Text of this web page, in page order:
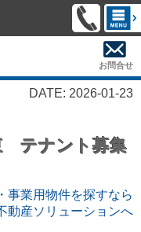
お問合せ
DATE: 2026-01-23
テナント募集
事業用物件を探すなら
動産ソリューションへ